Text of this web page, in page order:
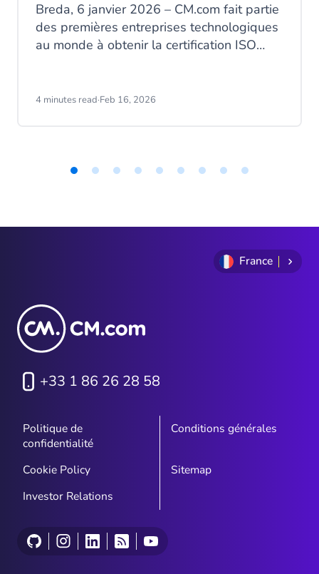
Breda, 6 janvier 2026 – CM.com fait partie
des premières entreprises technologiques
au monde à obtenir la certification ISO
responsables de l’intelligence artificielle.
nombreux fournisseurs de services d’IA ne
4 minutes read·Feb 16, 2026
of
France
+33 1 86 26 28 58
Politique de
confidentialité
Conditions générales
Cookie Policy
Sitemap
Investor Relations